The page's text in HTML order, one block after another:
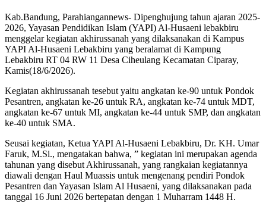
Kab.Bandung, Parahiangannews- Dipenghujung tahun ajaran 2025-
2026, Yayasan Pendidikan Islam (YAPI) Al-Husaeni lebakbiru
menggelar kegiatan akhirussanah yang dilaksanakan di Kampus
YAPI Al-Husaeni Lebakbiru yang beralamat di Kampung
Lebakbiru RT 04 RW 11 Desa Ciheulang Kecamatan Ciparay,
Kamis(18/6/2026).
Kegiatan akhirussanah tesebut yaitu angkatan ke-90 untuk Pondok
Pesantren, angkatan ke-26 untuk RA, angkatan ke-74 untuk MDT,
angkatan ke-67 untuk MI, angkatan ke-44 untuk SMP, dan angkatan
ke-40 untuk SMA.
Seusai kegiatan, Ketua YAPI Al-Husaeni Lebakbiru, Dr. KH. Umar
Faruk, M.Si., mengatakan bahwa, ” kegiatan ini merupakan agenda
tahunan yang disebut Akhirussanah, yang rangkaian kegiatannya
diawali dengan Haul Muassis untuk mengenang pendiri Pondok
Pesantren dan Yayasan Islam Al Husaeni, yang dilaksanakan pada
tanggal 16 Juni 2026 bertepatan dengan 1 Muharram 1448 H.